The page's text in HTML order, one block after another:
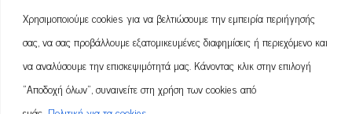
Χρησιμοποιούμε cookies για να βελτιώσουμε την εμπειρία περιήγησής
σας, να σας προβάλλουμε εξατομικευμένες διαφημίσεις ή περιεχόμενο και
να αναλύσουμε την επισκεψιμότητά μας. Κάνοντας κλικ στην επιλογή
"Αποδοχή όλων", συναινείτε στη χρήση των cookies από
+30 22710 33324
Βαλανάς, Νεοχώρι, Χίος 82100